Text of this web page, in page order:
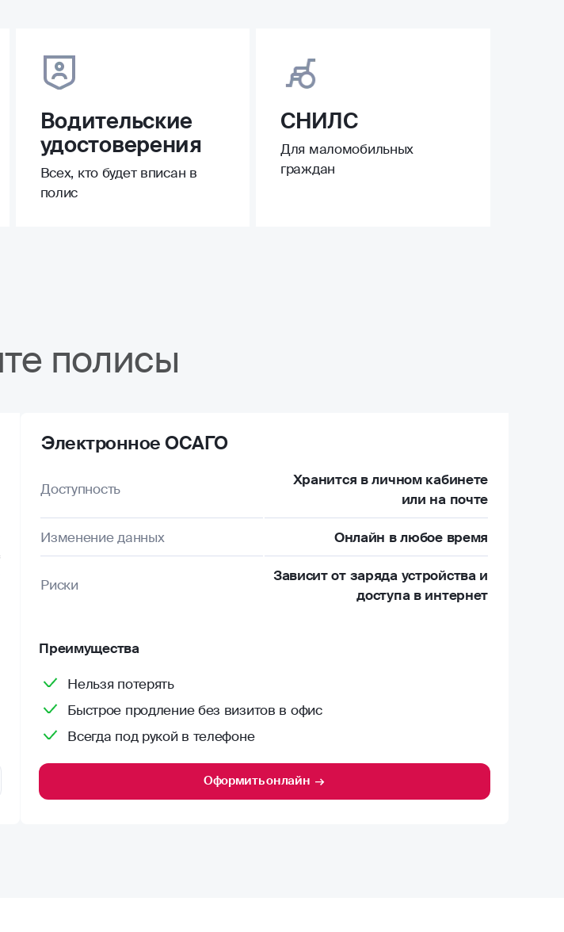
Водительские
удостоверения
Всех, кто будет вписан в
полис
СНИЛС
Для маломобильных
граждан
полисы
Электронное ОСАГО
Доступность
Хранится в личном кабинете
или на почте
Изменение данных Онлайн в любое время
Риски
Зависит от заряда устройства и
доступа в интернет
Преимущества
Нельзя потерять
Быстрое продление без визитов в офис
Всегда под рукой в телефоне
Оформить онлайн